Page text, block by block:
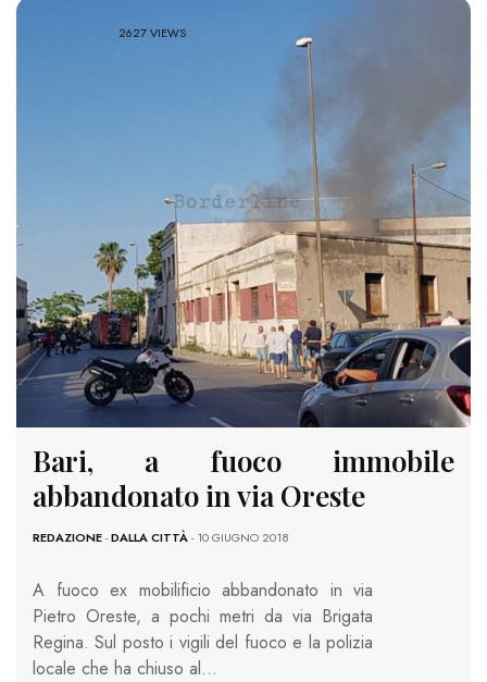
2627 VIEWS
Bari, a fuoco immobile
abbandonato in via Oreste
REDAZIONE-DALLA CITTÀ- 10 GIUGNO 2018
A fuoco ex mobilificio abbandonato in via
Pietro Oreste, a pochi metri da via Brigata
Regina. Sul posto i vigili del fuoco e la polizia
locale che ha chiuso al…